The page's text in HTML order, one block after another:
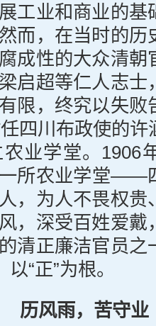
工业和商业的基
而，在当时的历
成性的大众清朝
启超等仁人志士
限，终究以失败
四川布政使的
业学堂。1906
所农业学堂——
，为人不畏权贵
，深受百姓爱戴
清正廉洁官员之
“正”为根。
历风雨，苦守业